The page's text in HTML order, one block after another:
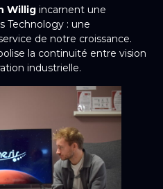
Willig incarnent une
Technology : une
de notre croissance.
la continuité entre vision
industrielle.